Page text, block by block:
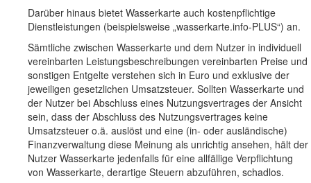
Darüber hinaus bietet Wasserkarte auch kostenpflichtige
Dienstleistungen (beispielsweise „wasserkarte.info-PLUS“) an.
Sämtliche zwischen Wasserkarte und dem Nutzer in individuell
vereinbarten Leistungsbeschreibungen vereinbarten Preise und
sonstigen Entgelte verstehen sich in Euro und exklusive der
jeweiligen gesetzlichen Umsatzsteuer. Sollten Wasserkarte und
der Nutzer bei Abschluss eines Nutzungsvertrages der Ansicht
sein, dass der Abschluss des Nutzungsvertrages keine
Umsatzsteuer o.ä. auslöst und eine (in- oder ausländische)
Finanzverwaltung diese Meinung als unrichtig ansehen, hält der
Nutzer Wasserkarte jedenfalls für eine allfällige Verpflichtung
von Wasserkarte, derartige Steuern abzuführen, schadlos.